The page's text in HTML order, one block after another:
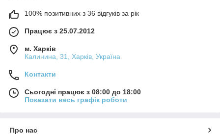
100% позитивних з 36 відгуків за рік
Працює з 25.07.2012
м. Харків
Калинина, 31, Харків, Україна
Контакти
Сьогодні працює з 08:00 до 18:00
Показати весь графік роботи
Про нас